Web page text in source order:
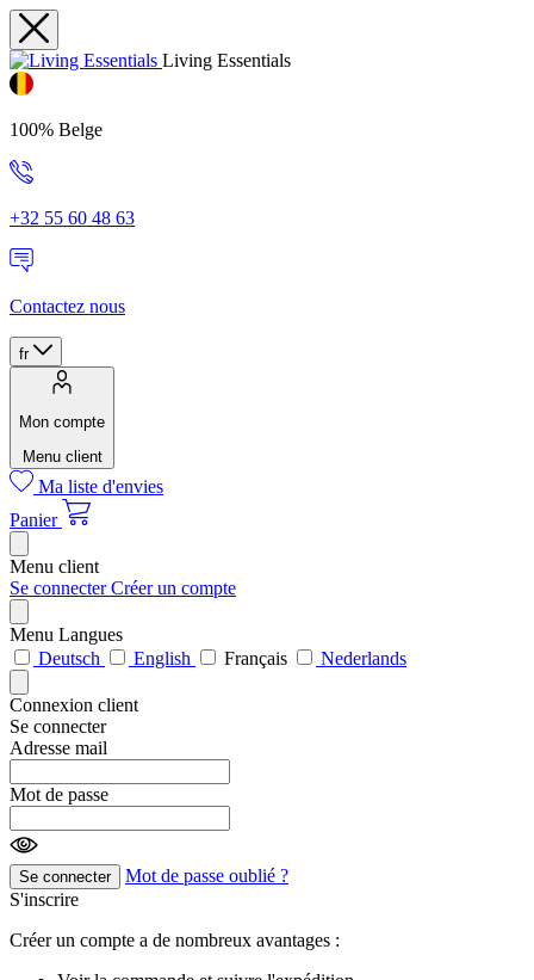
Living Essentials
100% Belge
+32 55 60 48 63
Contactez nous
fr
Mon compte
Menu client
Ma liste d'envies
Panier
Menu client
Se connecterCréer un compte
Menu Langues
Deutsch
English Français Nederlands
Connexion client
Se connecter
Adresse mail
Mot de passe
Se connecter
Mot de passe oublié ?
S'inscrire
Créer un compte a de nombreux avantages :